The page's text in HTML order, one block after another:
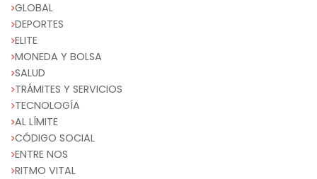
GLOBAL
DEPORTES
ELITE
MONEDA Y BOLSA
SALUD
TRÁMITES Y SERVICIOS
TECNOLOGÍA
AL LÍMITE
CÓDIGO SOCIAL
ENTRE NOS
RITMO VITAL